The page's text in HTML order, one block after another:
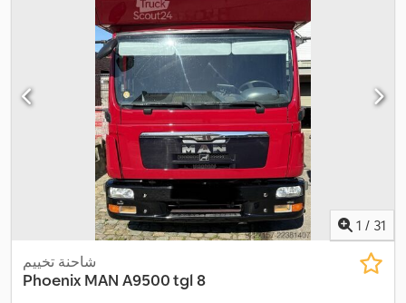
, سعة خزان الوقود:
26.000 كجم , وزن فارغ:21.000 كجم
, الوزن الأقصى للحمولة:
, وضعية عجلة القيادة:يسار, عدد الملاك السابقين:
الصنع:2024 , رقم الآلة/المركبة:W1T96302010623755
CarPlay, أضواء الضباب, إطارات لجميع الفصول, برنامج الثبات
الإلكتروني (ESP), تاريخ خدمة كامل, تكييف الهواء, توجيه معزز بالطاقة,
حمام, دش, سخان التدفئة أثناء التوقف, سرير رفع, سرير فردي, قفل
مركزي, كمبيوتر على متن المركبة, مثبت السرعة, مدفأة المقعد, مرشح
السخام, مركبة لغير المدخنين, مصابيح أمامية إضافية, مصفوفة شمسية,
مطبخ على متن المركبة, مظلة, نظام التحكم في الجر, نظام الفرامل
المانعة للانغلاق (ABS), نظام الملاحة, نظام منع التشغيل, هوائي فضائي,
وسادة هوائية, وصلات المقطورة, 1 / 31
شاحنة تخييم
Phoenix MAN A9500 tgl 8